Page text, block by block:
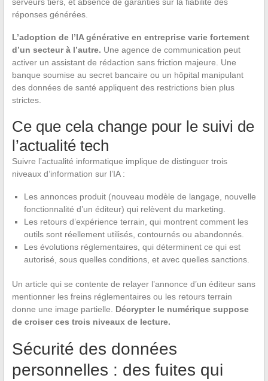
serveurs tiers, et absence de garanties sur la fiabilité des
réponses générées.
L’adoption de l’IA générative en entreprise varie fortement
d’un secteur à l’autre. Une agence de communication peut
activer un assistant de rédaction sans friction majeure. Une
banque soumise au secret bancaire ou un hôpital manipulant
des données de santé appliquent des restrictions bien plus
strictes.
Ce que cela change pour le suivi de
l’actualité tech
Suivre l’actualité informatique implique de distinguer trois
niveaux d’information sur l’IA :
Les annonces produit (nouveau modèle de langage, nouvelle
fonctionnalité d’un éditeur) qui relèvent du marketing.
Les retours d’expérience terrain, qui montrent comment les
outils sont réellement utilisés, contournés ou abandonnés.
Les évolutions réglementaires, qui déterminent ce qui est
autorisé, sous quelles conditions, et avec quelles sanctions.
Un article qui se contente de relayer l’annonce d’un éditeur sans
mentionner les freins réglementaires ou les retours terrain
donne une image partielle. Décrypter le numérique suppose
de croiser ces trois niveaux de lecture.
Sécurité des données
personnelles : des fuites qui